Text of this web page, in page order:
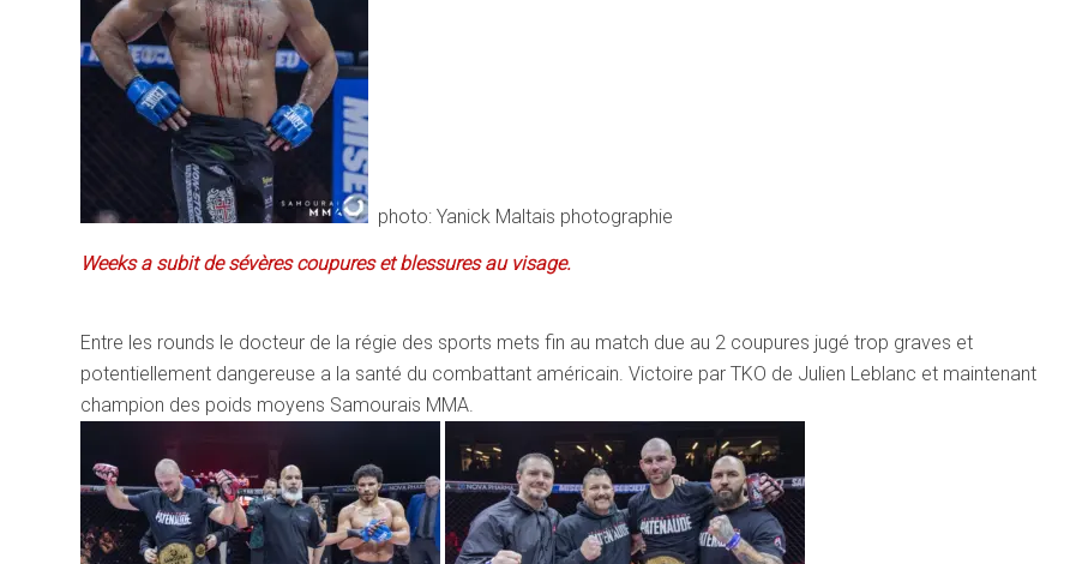
photo: Yanick Maltais photographie
Weeks a subit de sévères coupures et blessures au visage.
Entre les rounds le docteur de la régie des sports mets fin au match due au 2 coupures jugé trop graves et
potentiellement dangereuse a la santé du combattant américain. Victoire par TKO de Julien Leblanc et maintenant
champion des poids moyens Samourais MMA.